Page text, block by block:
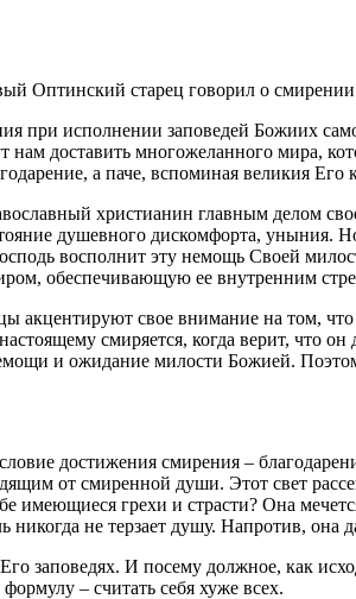
Оптинский старец говорил о смирении
при исполнении заповедей Божиих
нам доставить многожеланного мира,
а паче, вспоминая великия
христианин главным делом
душевного дискомфорта, уныния.
восполнит эту немощь Своей
обеспечивающую ее внутренним
акцентируют свое внимание на том, что
смиряется, когда верит, что
и ожидание милости Божией.
достижения смирения –
от смиренной души. Этот свет
имеющиеся грехи и страсти? Она
никогда не терзает душу. Напротив,
заповедях. И посему должное, как
– считать себя хуже всех.